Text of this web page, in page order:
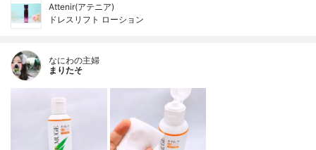
Attenir(アテニア)
ドレスリフト ローション
なにわの主婦
まりたそ